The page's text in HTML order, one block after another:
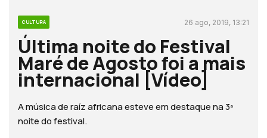
CULTURA 26 ago, 2019, 13:21
Última noite do Festival
Maré de Agosto foi a mais
internacional [Vídeo]
A música de raíz africana esteve em destaque na 3ª
noite do festival.